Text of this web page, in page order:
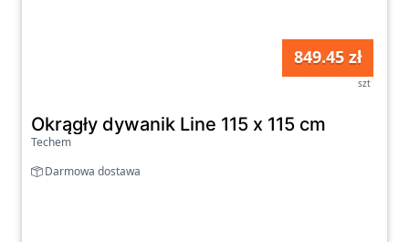
849.45 zł
szt
Okrągły dywanik Line 115 x 115 cm
Techem
Darmowa dostawa